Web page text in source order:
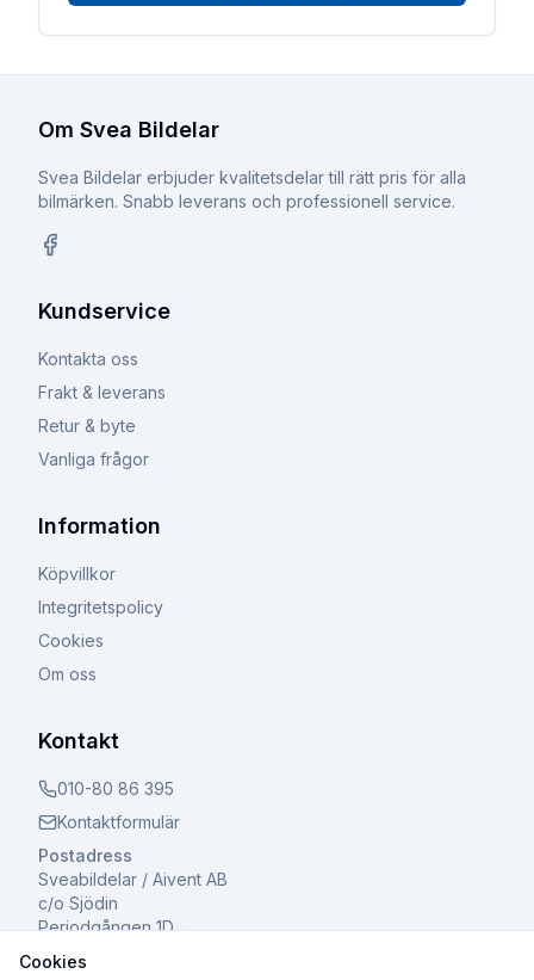
Om Svea Bildelar
Svea Bildelar erbjuder kvalitetsdelar till rätt pris för alla
bilmärken. Snabb leverans och professionell service.
Kundservice
Kontakta oss
Frakt & leverans
Retur & byte
Vanliga frågor
Information
Köpvillkor
Integritetspolicy
Cookies
Om oss
Kontakt
010-80 86 395
Kontaktformulär
Postadress
Sveabildelar / Aivent AB
c/o Sjödin
Periodgången 1D
611 37 Nyköping
Cookies